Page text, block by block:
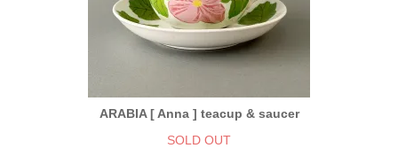
ARABIA [ Anna ] teacup & saucer
SOLD OUT